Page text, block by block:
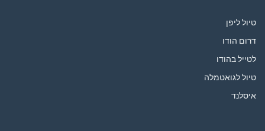
טיול ליפן
דרום הודו
לטייל בהודו
טיול לגואטמלה
איסלנד